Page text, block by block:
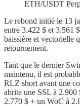
ETH/USDT
Le rebond initié le 13
entre 3.422 $ et 3.561
baissière et vectorielle
retournement.
Tant que le dernier
maintenu, il est
RLZ short avant une
abrite une SSL à
2.770 $ + un WoC à